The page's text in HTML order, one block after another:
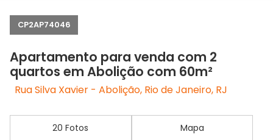
CP2AP74046
Apartamento para venda com 2
quartos em Abolição com 60m²
Rua Silva Xavier - Abolição, Rio de Janeiro, RJ
20 Fotos Mapa